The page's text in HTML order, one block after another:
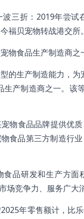
三折：2019年尝
福贝宠物转战港交所。
物食品生产制造商之
的生产制造能力，
生产制造商之一。该
物食品品牌提供优
食品第三方制造行
食品研发和生产方
场竞争力、服务广大
年零售额计，比